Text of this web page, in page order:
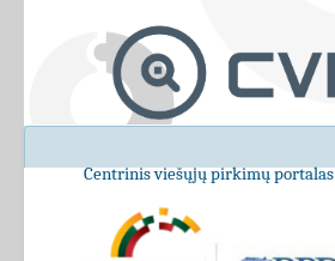
Centrinis viešųjų pirkimų portalas